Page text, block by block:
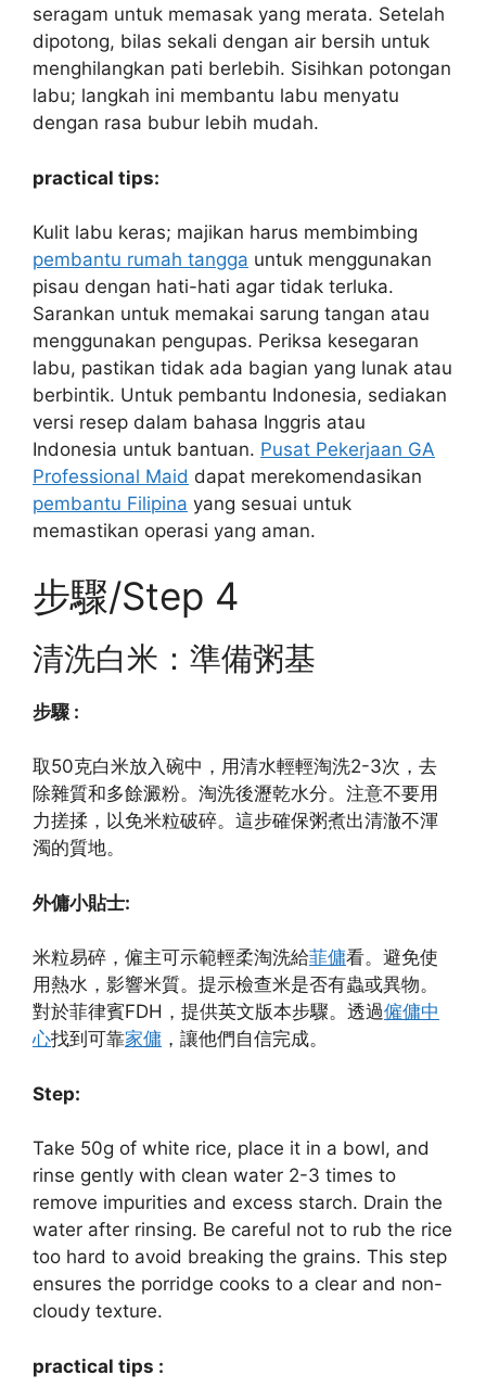
seragam untuk memasak yang merata. Setelah
dipotong, bilas sekali dengan air bersih untuk
menghilangkan pati berlebih. Sisihkan potongan
labu; langkah ini membantu labu menyatu
dengan rasa bubur lebih mudah.
practical tips:
Kulit labu keras; majikan harus membimbing
pembantu rumah tangga untuk menggunakan
pisau dengan hati-hati agar tidak terluka.
Sarankan untuk memakai sarung tangan atau
menggunakan pengupas. Periksa kesegaran
labu, pastikan tidak ada bagian yang lunak atau
berbintik. Untuk pembantu Indonesia, sediakan
versi resep dalam bahasa Inggris atau
Indonesia untuk bantuan. Pusat Pekerjaan GA
Professional Maid dapat merekomendasikan
pembantu Filipina yang sesuai untuk
memastikan operasi yang aman.
步驟/Step 4
清洗白米：準備粥基
步驟 :
取50克白米放入碗中，用清水輕輕淘洗2-3次，去
除雜質和多餘澱粉。淘洗後瀝乾水分。注意不要用
力搓揉，以免米粒破碎。這步確保粥煮出清澈不渾
濁的質地。
外傭小貼士:
米粒易碎，僱主可示範輕柔淘洗給菲傭看。避免使
用熱水，影響米質。提示檢查米是否有蟲或異物。
對於菲律賓FDH，提供英文版本步驟。透過僱傭中
心找到可靠家傭 ，讓他們自信完成。
Step:
Take 50g of white rice, place it in a bowl, and
rinse gently with clean water 2-3 times to
remove impurities and excess starch. Drain the
water after rinsing. Be careful not to rub the rice
too hard to avoid breaking the grains. This step
ensures the porridge cooks to a clear and non-
cloudy texture.
practical tips :